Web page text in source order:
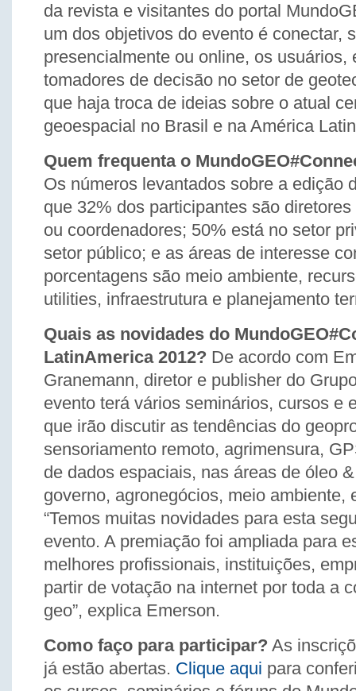
da revista e visitantes do portal
um dos objetivos do evento é conectar,
presencialmente ou online, os usuários,
tomadores de decisão no setor de
que haja troca de ideias sobre o atual
geoespacial no Brasil e na América
Quem frequenta o
Os números levantados sobre a edição
que 32% dos participantes são
ou coordenadores; 50% está no setor
setor público; e as áreas de interesse
porcentagens são meio ambiente,
utilities, infraestrutura e planejamento
Quais as novidades do
LatinAmerica 2012? De acordo com
Granemann, diretor e publisher do
evento terá vários seminários, cursos e
que irão discutir as tendências do
sensoriamento remoto, agrimensura,
de dados espaciais, nas áreas de óleo
governo, agronegócios, meio ambiente,
“Temos muitas novidades para esta
evento. A premiação foi ampliada para
melhores profissionais, instituições,
partir de votação na internet por toda a
geo”, explica Emerson.
Como faço para participar? As
já estão abertas. Clique aqui para